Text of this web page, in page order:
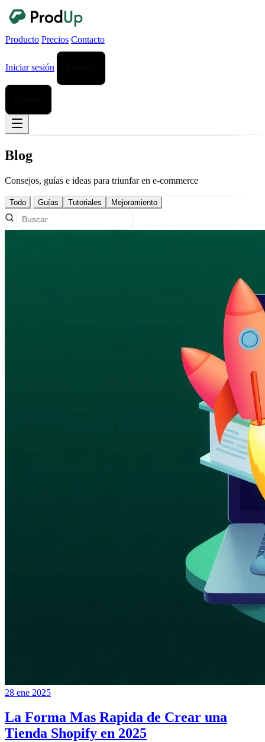
Producto Precios Contacto
Iniciar sesión
Blog
Consejos, guías e ideas para triunfar en e-commerce
Todo Guías Tutoriales Mejoramiento
28 ene 2025
La Forma Mas Rapida de Crear una
Tienda Shopify en 2025